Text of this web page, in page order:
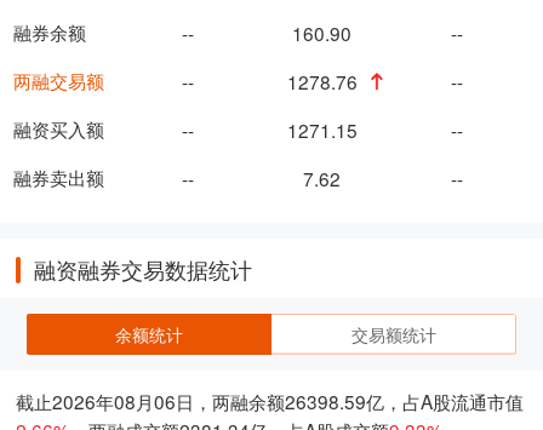
融券余额
两融交易额
融资买入额
融券卖出额
--
160.90
--
--
1278.76
--
--
1271.15
--
--
7.62 --
融资融券交易数据统计
余额统计 交易额统计
截止2026年08月06日，两融余额26398.59亿，占A股流通市值